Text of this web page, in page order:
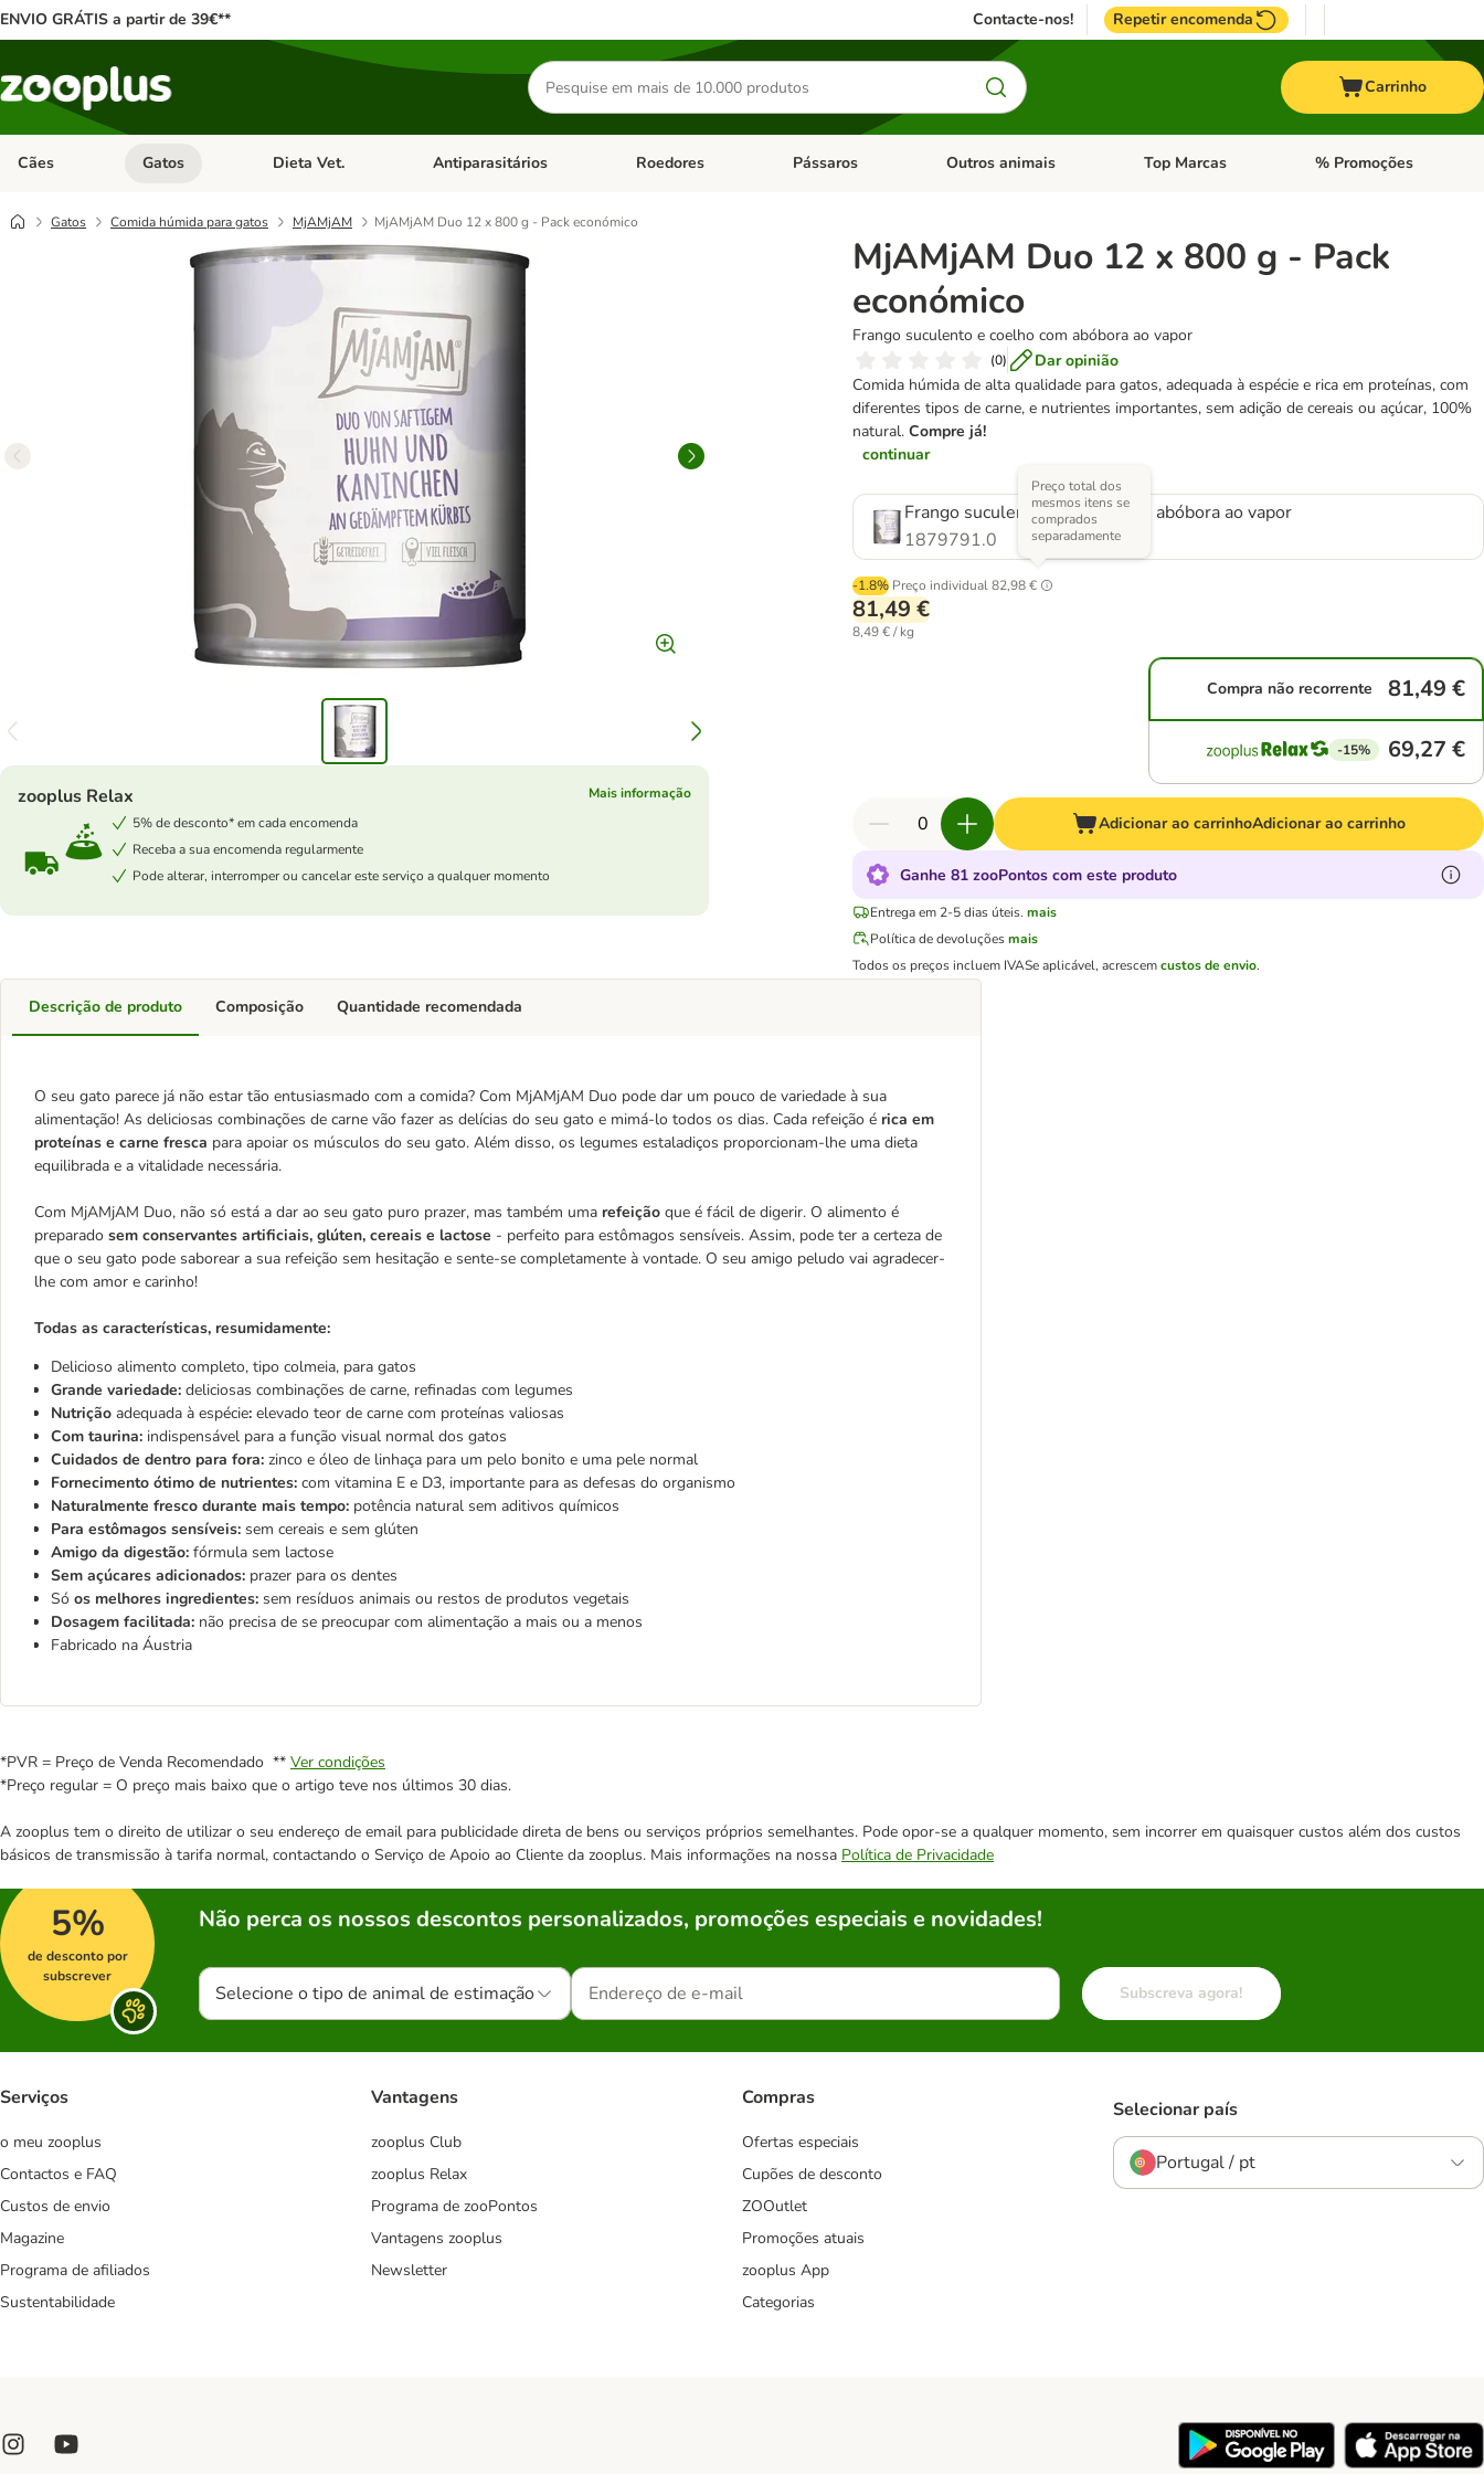
ENVIO GRÁTIS a partir de 39€** Contacte-nos! Repetir encomenda
Pesquisar
produtos
Carrinho
Cães Abrir menu de categoria: Cães
Gatos Abrir menu de categoria: Gatos
Dieta Vet. Abrir menu de categoria: Dieta Vet.
Antiparasitários Abrir menu de categoria: Antiparasitários
Roedores Abrir menu de categoria: Roedores
Pássaros Abrir menu de categoria: Pássaros
Outros animais Abrir menu de categoria: Outros animais
Top Marcas Abrir menu de categoria:
% Promoções
Gatos Comida húmida para gatos MjAMjAM MjAMjAM Duo 12 x 800 g - Pack económico
MjAMjAM Duo 12 x 800 g - Pack
económico
Frango suculento e coelho com abóbora ao vapor
(0)
Dar opinião
Comida húmida de alta qualidade para gatos, adequada à espécie e rica em proteínas, com
diferentes tipos de carne, e nutrientes importantes, sem adição de cereais ou açúcar, 100%
natural. Compre já!
continuar
zooplus Relax
Mais informação
5% de desconto* em cada encomenda
Receba a sua encomenda regularmente
Pode alterar, interromper ou cancelar este serviço a qualquer momento
Frango suculento e coelho com abóbora ao vapor
1879791.0
-1.8% Preço individual 82,98 €
Preço total dos
mesmos itens se
comprados
separadamente
81,49 €
8,49 € / kg
Compra não recorrente 81,49 €
-15% 69,27 €
Adicionar ao carrinhoAdicionar ao carrinho
Ganhe 81 zooPontos com este produto
Entrega em 2-5 dias úteis. mais
Política de devoluções mais
Todos os preços incluem IVASe aplicável, acrescemcustos de envio.
Descrição de produto
O seu gato parece já não estar tão entusiasmado com a comida? Com MjAMjAM Duo pode dar um pouco de variedade à sua
alimentação! As deliciosas combinações de carne vão fazer as delícias do seu gato e mimá-lo todos os dias. Cada refeição é rica em
proteínas e carne fresca para apoiar os músculos do seu gato. Além disso, os legumes estaladiços proporcionam-lhe uma dieta
equilibrada e a vitalidade necessária.
Com MjAMjAM Duo, não só está a dar ao seu gato puro prazer, mas também uma refeição que é fácil de digerir. O alimento é
preparado sem conservantes artificiais, glúten, cereais e lactose - perfeito para estômagos sensíveis. Assim, pode ter a certeza de
que o seu gato pode saborear a sua refeição sem hesitação e sente-se completamente à vontade. O seu amigo peludo vai agradecer-
lhe com amor e carinho!
Todas as características, resumidamente:
Delicioso alimento completo, tipo colmeia, para gatos
Grande variedade: deliciosas combinações de carne, refinadas com legumes
Nutrição adequada à espécie: elevado teor de carne com proteínas valiosas
Com taurina: indispensável para a função visual normal dos gatos
Cuidados de dentro para fora: zinco e óleo de linhaça para um pelo bonito e uma pele normal
Fornecimento ótimo de nutrientes: com vitamina E e D3, importante para as defesas do organismo
Naturalmente fresco durante mais tempo: potência natural sem aditivos químicos
Para estômagos sensíveis: sem cereais e sem glúten
Amigo da digestão: fórmula sem lactose
Sem açúcares adicionados: prazer para os dentes
Só os melhores ingredientes: sem resíduos animais ou restos de produtos vegetais
Dosagem facilitada: não precisa de se preocupar com alimentação a mais ou a menos
Fabricado na Áustria
Composição Quantidade recomendada
*PVR = Preço de Venda Recomendado ** Ver condições
*Preço regular = O preço mais baixo que o artigo teve nos últimos 30 dias.
A zooplus tem o direito de utilizar o seu endereço de email para publicidade direta de bens ou serviços próprios semelhantes. Pode opor-se a qualquer momento, sem incorrer em quaisquer custos além dos custos
básicos de transmissão à tarifa normal, contactando o Serviço de Apoio ao Cliente da zooplus. Mais informações na nossa Política de Privacidade
5%
de desconto por
subscrever
Não perca os nossos descontos personalizados, promoções especiais e novidades!
Selecione o tipo de animal de estimação Subscreva agora!
Serviços
o meu zooplus
Contactos e FAQ
Custos de envio
Magazine
Programa de afiliados
Sustentabilidade
Vantagens
zooplus Club
zooplus Relax
Programa de zooPontos
Vantagens zooplus
Newsletter
Compras
Ofertas especiais
Cupões de desconto
ZOOutlet
Promoções atuais
zooplus App
Categorias
Selecionar país
Portugal / pt